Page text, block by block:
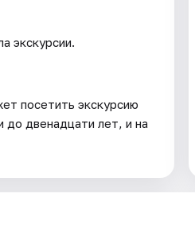
экскурсии.
посетить экскурсию
до двенадцати лет, и на